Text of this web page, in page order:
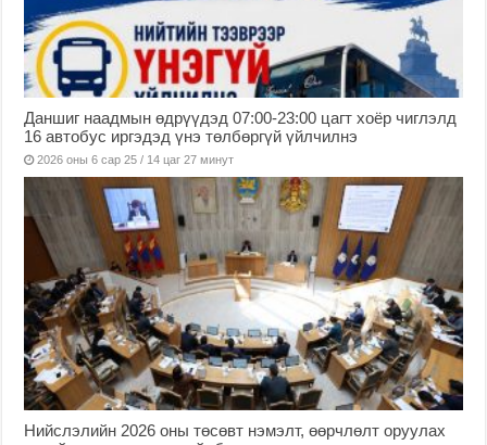
Даншиг наадмын өдрүүдэд 07:00-23:00 цагт хоёр чиглэлд
16 автобус иргэдэд үнэ төлбөргүй үйлчилнэ
2026 оны 6 сар 25 / 14 цаг 27 минут
Нийслэлийн 2026 оны төсөвт нэмэлт, өөрчлөлт оруулах